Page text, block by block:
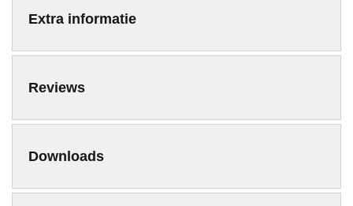
Extra informatie
Reviews
Downloads